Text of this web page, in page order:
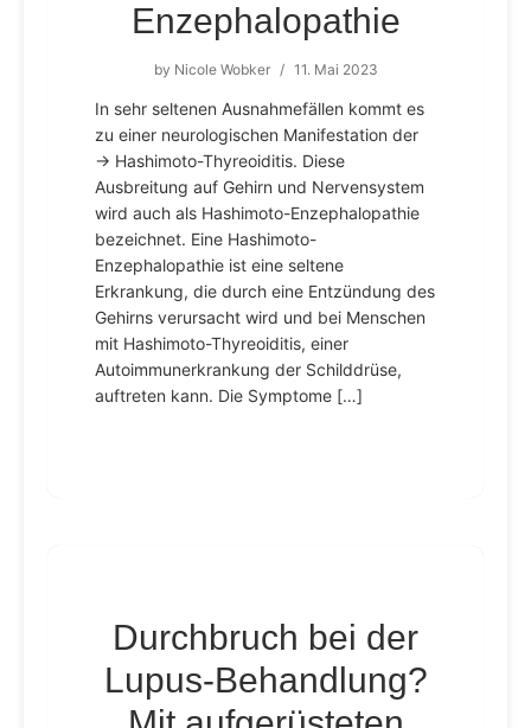
Enzephalopathie
by Nicole Wobker / 11. Mai 2023
In sehr seltenen Ausnahmefällen kommt es
zu einer neurologischen Manifestation der
→ Hashimoto-Thyreoiditis. Diese
Ausbreitung auf Gehirn und Nervensystem
wird auch als Hashimoto-Enzephalopathie
bezeichnet. Eine Hashimoto-
Enzephalopathie ist eine seltene
Erkrankung, die durch eine Entzündung des
Gehirns verursacht wird und bei Menschen
mit Hashimoto-Thyreoiditis, einer
Autoimmunerkrankung der Schilddrüse,
auftreten kann. Die Symptome […]
Durchbruch bei der
Lupus-Behandlung?